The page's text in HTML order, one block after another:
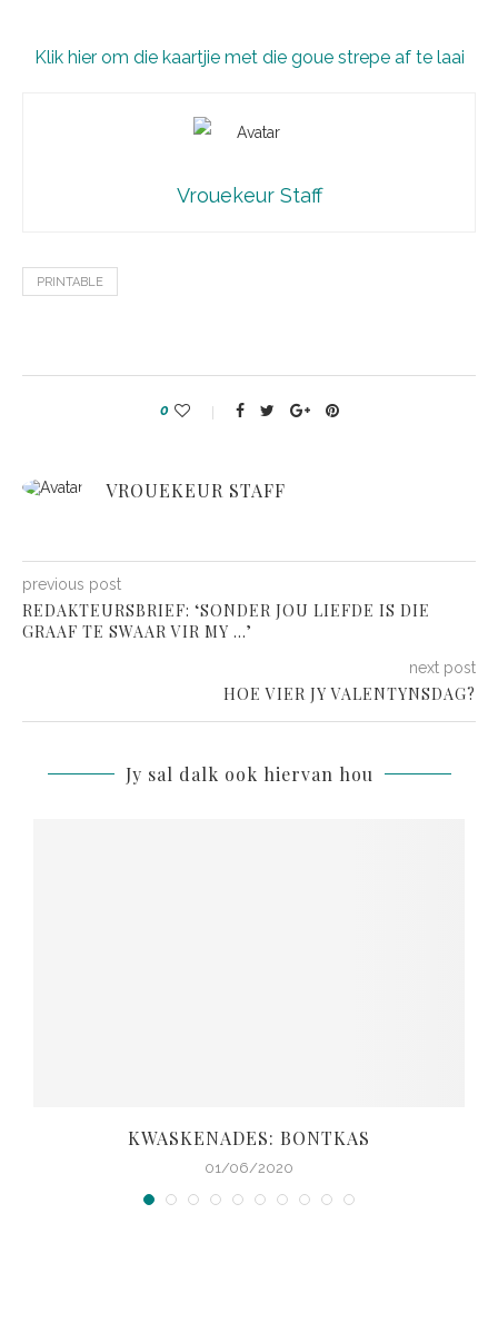
Klik hier om die kaartjie met die goue strepe af te laai
Vrouekeur Staff
PRINTABLE
0
VROUEKEUR STAFF
previous post
REDAKTEURSBRIEF: ‘SONDER JOU LIEFDE IS DIE
GRAAF TE SWAAR VIR MY …’
next post
HOE VIER JY VALENTYNSDAG?
Jy sal dalk ook hiervan hou
KWASKENADES: BONTKAS
01/06/2020